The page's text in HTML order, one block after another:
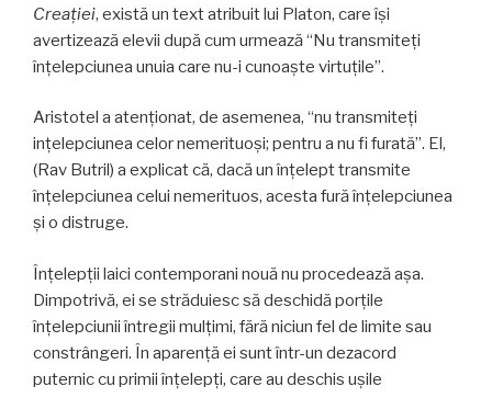
Creației, există un text atribuit lui Platon, care își
avertizează elevii după cum urmează “Nu transmiteţi
înțelepciunea unuia care nu-i cunoaşte virtuţile”.
Aristotel a atenționat, de asemenea, “nu transmiteţi
ințelepciunea celor nemerituoşi; pentru a nu fi furată”. El,
(Rav Butril) a explicat că, dacă un înțelept transmite
înțelepciunea celui nemerituos, acesta fură înţelepciunea
şi o distruge.
Înțelepții laici contemporani nouă nu procedează așa.
Dimpotrivă, ei se străduiesc să deschidă porţile
înțelepciunii întregii mulţimi, fără niciun fel de limite sau
constrângeri. În aparenţă ei sunt într-un dezacord
puternic cu primii înţelepţi, care au deschis uşile